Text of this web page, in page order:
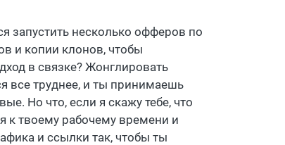
запустить несколько офферов по
и копии клонов, чтобы
в связке? Жонглировать
все труднее, и ты принимаешь
Но что, если я скажу тебе, что
к твоему рабочему времени и
и ссылки так, чтобы ты